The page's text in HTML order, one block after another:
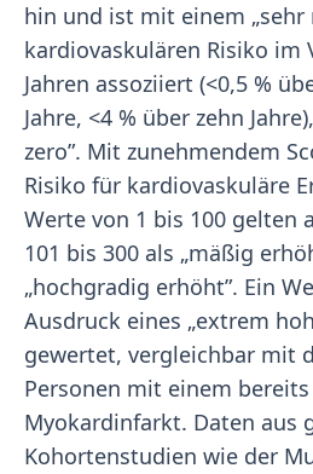
hin und ist mit einem „sehr
kardiovaskulären Risiko im
Jahren assoziiert (<0,5 %
Jahre, <4 % über zehn
zero”. Mit zunehmendem
Risiko für kardiovaskuläre
Werte von 1 bis 100 gelten
101 bis 300 als „mäßig
„hochgradig erhöht”. Ein
Ausdruck eines „extrem
gewertet, vergleichbar mit
Personen mit einem
Myokardinfarkt. Daten aus
Kohortenstudien wie der